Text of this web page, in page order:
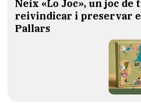
​Neix «Lo Joc», un joc de
reivindicar i preservar
Pallars